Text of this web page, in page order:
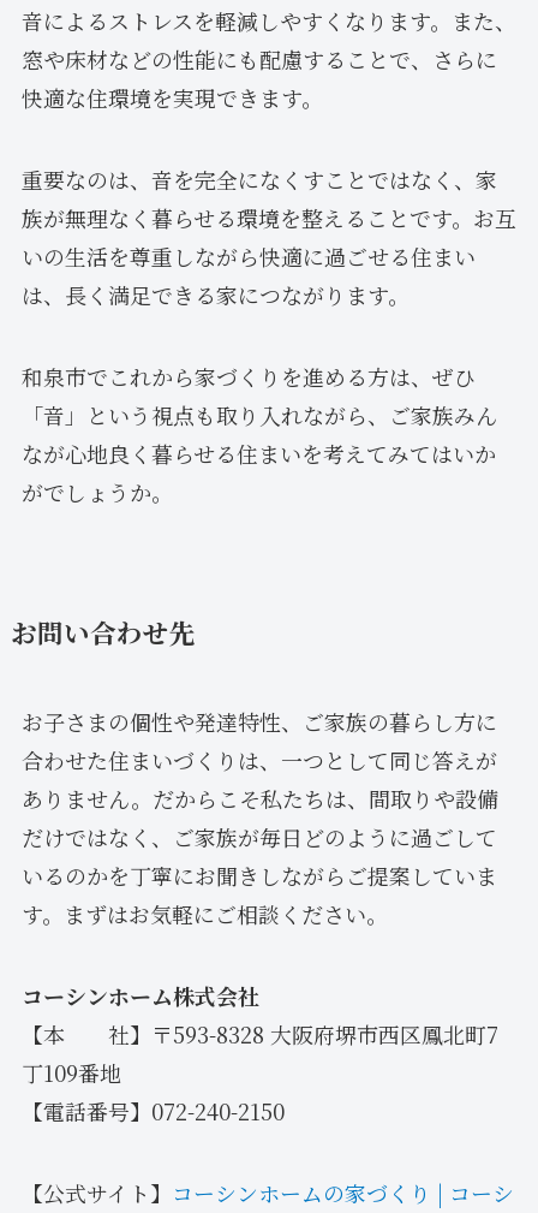
音によるストレスを軽減しやすくなります。また、
窓や床材などの性能にも配慮することで、さらに
快適な住環境を実現できます。
重要なのは、音を完全になくすことではなく、家
族が無理なく暮らせる環境を整えることです。お互
いの生活を尊重しながら快適に過ごせる住まい
は、長く満足できる家につながります。
和泉市でこれから家づくりを進める方は、ぜひ
「音」という視点も取り入れながら、ご家族みん
なが心地良く暮らせる住まいを考えてみてはいか
がでしょうか。
お問い合わせ先
お子さまの個性や発達特性、ご家族の暮らし方に
合わせた住まいづくりは、一つとして同じ答えが
ありません。だからこそ私たちは、間取りや設備
だけではなく、ご家族が毎日どのように過ごして
いるのかを丁寧にお聞きしながらご提案していま
す。まずはお気軽にご相談ください。
コーシンホーム株式会社
【本 社】〒593-8328 大阪府堺市西区鳳北町7
丁109番地
【電話番号】072-240-2150
【公式サイト】 コーシンホームの家づくり | コーシ